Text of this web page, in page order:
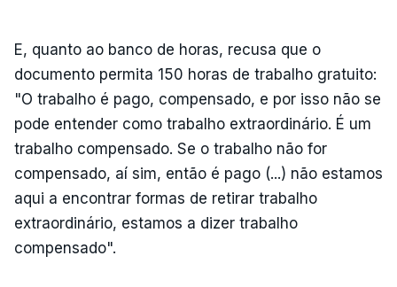
E, quanto ao banco de horas, recusa que o
documento permita 150 horas de trabalho gratuito:
"O trabalho é pago, compensado, e por isso não se
pode entender como trabalho extraordinário. É um
trabalho compensado. Se o trabalho não for
compensado, aí sim, então é pago (...) não estamos
aqui a encontrar formas de retirar trabalho
extraordinário, estamos a dizer trabalho
compensado".